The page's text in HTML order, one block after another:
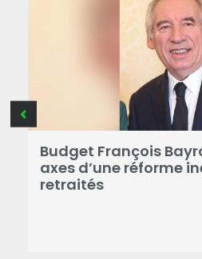
Budget François
axes d’une réforme
retraités